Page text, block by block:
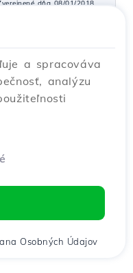
dňa 08/01/2018
neobmedzeného
s
a spracováva
analýzu
Osobných Údajov